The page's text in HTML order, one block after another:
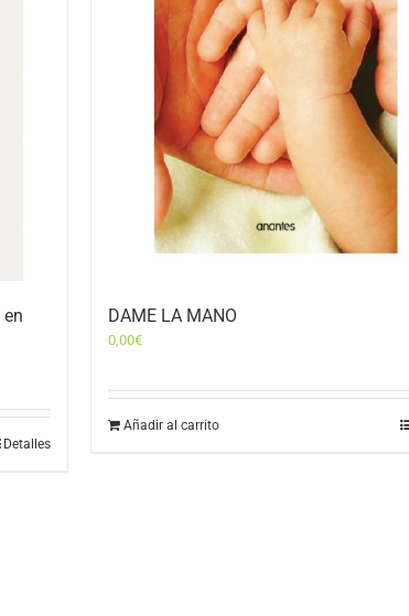
Detalles
DAME LA MANO
0,00€
Añadir al carrito